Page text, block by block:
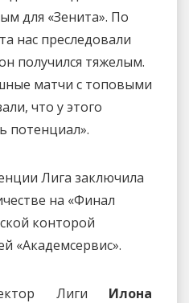
для «Зенита». По
нас преследовали
получился тяжелым.
матчи с топовыми
что у этого
потенциал».
Лига заключила
на «Финал
конторой
«Академсервис».
Лиги Илона